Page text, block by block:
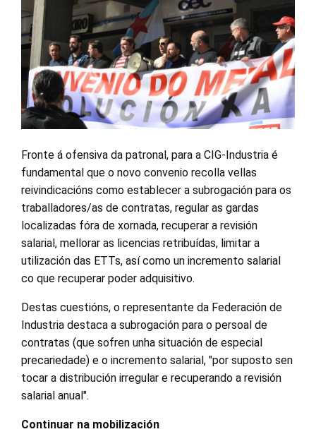
Fronte á ofensiva da patronal, para a CIG-Industria é
fundamental que o novo convenio recolla vellas
reivindicacións como establecer a subrogación para os
traballadores/as de contratas, regular as gardas
localizadas fóra de xornada, recuperar a revisión
salarial, mellorar as licencias retribuídas, limitar a
utilización das ETTs, así como un incremento salarial
co que recuperar poder adquisitivo.
Destas cuestións, o representante da Federación de
Industria destaca a subrogación para o persoal de
contratas (que sofren unha situación de especial
precariedade) e o incremento salarial, "por suposto sen
tocar a distribución irregular e recuperando a revisión
salarial anual".
Continuar na mobilización